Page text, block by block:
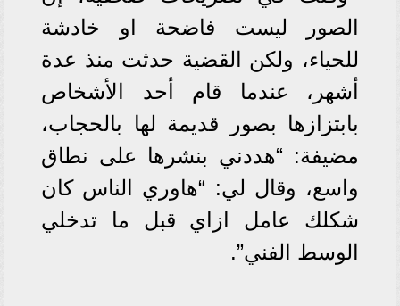
الصور ليست فاضحة او خادشة
للحياء، ولكن القضية حدثت منذ عدة
أشهر، عندما قام أحد الأشخاص
بابتزازها بصور قديمة لها بالحجاب،
مضيفة: “هددني بنشرها على نطاق
واسع، وقال لي: “هاوري الناس كان
شكلك عامل ازاي قبل ما تدخلي
الوسط الفني”.